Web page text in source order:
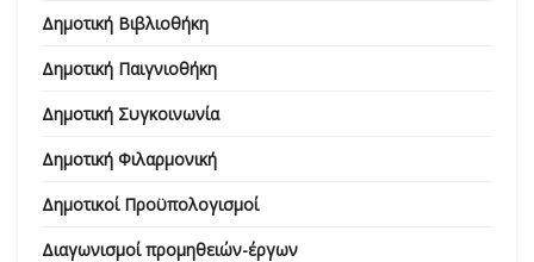
Δημοτική Βιβλιοθήκη
Δημοτική Παιγνιοθήκη
Δημοτική Συγκοινωνία
Δημοτική Φιλαρμονική
Δημοτικοί Προϋπολογισμοί
Διαγωνισμοί προμηθειών-έργων